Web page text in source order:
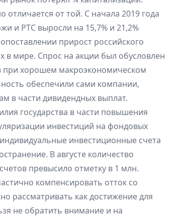
от той. С начала 2019 года
и РТС выросли на 15,7% и 21,2%
прирост российского
мире. Спрос на акции был обусловлен
при хорошем макроэкономическом
обеспечили сами компании,
в части дивидендных выплат.
государства в части повышения
инвестиций на фондовых
инвестиционные счета
В августе количество
превысило отметку в 1 млн.
компенсировать отток со
рассматривать как достижение для
не обратить внимание и на